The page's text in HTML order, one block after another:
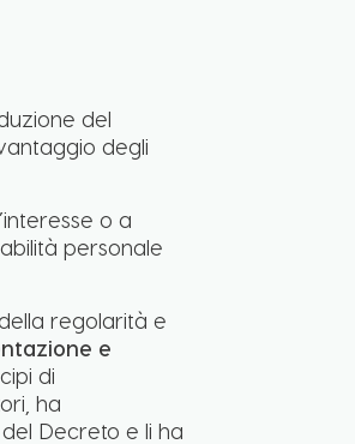
del
degli
o a
personale
regolarità e
e
di
ha
Decreto e li ha